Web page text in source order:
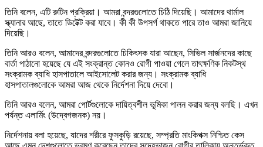
তিনি বলেন, এটি রুটিন প্রক্রিয়া। আমরা বন্দরগুলোতে চিঠি দিয়েছি। আমাদের থার্মাল
স্ক্যানার আছে, তাতে ডিটেক্ট করা যাবে। কী কী উপসর্গ থাকতে পারে তাও আমরা জানিয়ে
দিয়েছি।
তিনি আরও বলেন, আমাদের বন্দরগুলোতে চিকিৎসক যারা আছেন, সিভিল সার্জনদের কাছে
বার্তা পাঠানো হয়েছে যে এই সংক্রান্ত কোনও রোগী পাওয়া গেলে তাৎক্ষণিক নিকটস্থ
সংক্রামক ব্যাধি হাসপাতালে আইসোলেট করার জন্য। সংক্রামক ব্যাধি
হাসপাতালগুলোকে আমরা আজ থেকে নির্দেশনা দিয়ে দেবো।
তিনি আরও বলেন, আমরা পোর্টগুলোকে দায়িত্বশীল ভূমিকা পালন করার জন্য বলছি। এখন
পর্যন্ত এলার্মিং (উদ্বেগজনক) নয়।
নির্দেশনায় বলা হয়েছে, যাদের শরীরে ফুসকুড়ি রয়েছে, সম্প্রতি মাংকিপক্স নিশ্চিত কেস